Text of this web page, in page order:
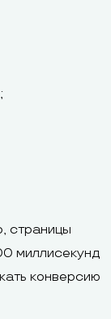
страницы
миллисекунд
конверсию